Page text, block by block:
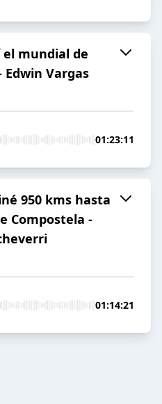
el mundial de
Vargas
01:23:11
950 kms hasta
Compostela -
01:14:21